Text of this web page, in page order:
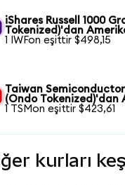
iShares Russell 1000
Tokenized)'dan
1 IWFon eşittir $498,15
Taiwan
(Ondo Tokenized)'dan
1 TSMon eşittir $423,61
kurları